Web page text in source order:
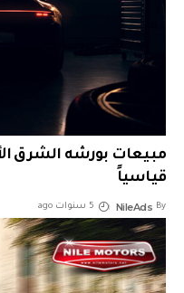
مبيعات بورشه الشرق
قياسياً
By
NileAds 5 سنوات ago